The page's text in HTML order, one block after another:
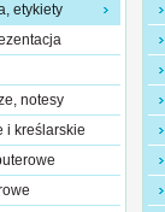
etykiety
notesy
i kreślarskie